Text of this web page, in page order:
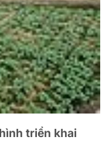
triển khai